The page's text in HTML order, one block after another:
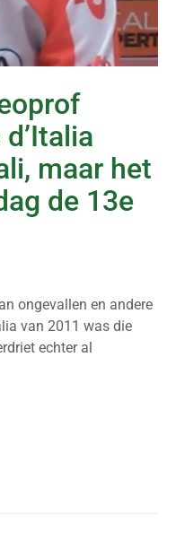
maar het
de 13e
ongevallen en andere
van 2011 was die
echter al